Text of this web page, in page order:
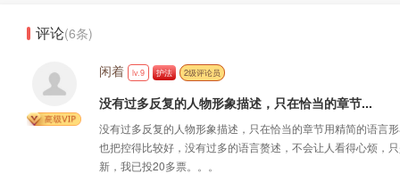
评论(6条)
闲着 lv.9 护法 2级评论员
没有过多反复的人物形象描述，只在恰当的章节...
没有过多反复的人物形象描述，只在恰当的章节用精简的语言
也把控得比较好，没有过多的语言赘述，不会让人看得心烦，
新，我已投20多票。。。